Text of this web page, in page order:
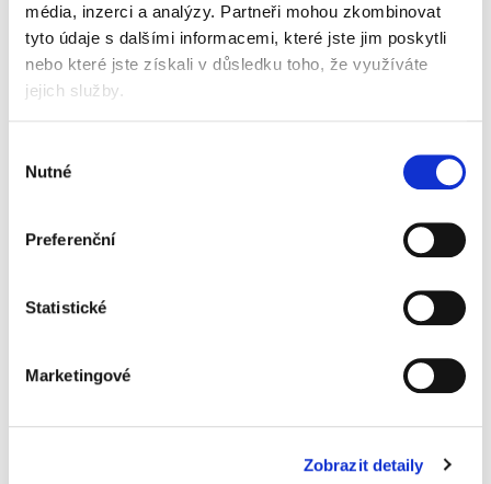
média, inzerci a analýzy. Partneři mohou zkombinovat
tyto údaje s dalšími informacemi, které jste jim poskytli
nebo které jste získali v důsledku toho, že využíváte
jejich služby.
souhlasu
Nutné
Preferenční
Statistické
Marketingové
Zobrazit detaily
Popis Alternativní produkty
stiskací kuličkové pero
průměr hrotu 0,7 mm
modrá
Informace o produktu